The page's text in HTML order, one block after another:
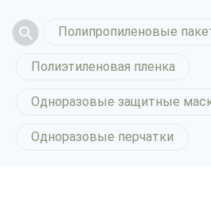
Полипропиленовые
Полиэтиленовая пленка
Одноразовые защитные
Одноразовые перчатки